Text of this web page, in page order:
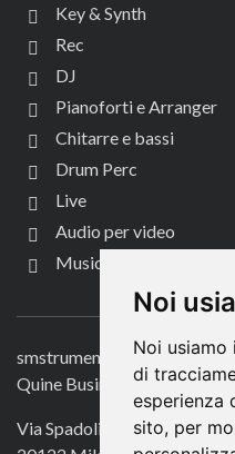
Noi
Noi
di
esperienza
sito, per
Key & Synth
Rec
DJ
Pianoforti e Arranger
Chitarre e bassi
Drum Perc
Live
Audio per video
Music Life
smstrumentimusicali.it
Quine Business Publisher
Via Spadolini 7